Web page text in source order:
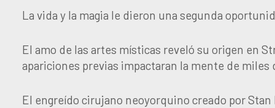
La vida y la magia le dieron una segunda
El amo de las artes místicas reveló su origen en
apariciones previas impactaran la mente de miles
El engreído cirujano neoyorquino creado por